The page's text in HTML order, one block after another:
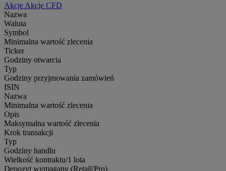
Akcje Akcje CFD
Nazwa
Waluta
Symbol
Minimalna wartość zlecenia
Ticker
Godziny otwarcia
Typ
Godziny przyjmowania zamówień
ISIN
Nazwa
Minimalna wartość zlecenia
Opis
Maksymalna wartość zlecenia
Krok transakcji
Typ
Godziny handlu
Wielkość kontraktu/1 lota
Depozyt wymagany (Retail/Pro)